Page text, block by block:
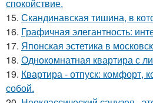
спокойствие.
15. Скандинавская тишина, в
16. Графичная элегантность:
17. Японская эстетика в
18. Однокомнатная квартира с
19. Квартира - отпуск: комфорт,
собой.